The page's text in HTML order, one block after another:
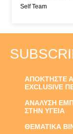
Self Team
ΑΠΟΚΤΗΣΤΕ
EXCLUSIVE
ΑΝΑΛΥΣΗ
ΣΤΗΝ ΥΓΕΙΑ
ΘΕΜΑΤΙΚΑ